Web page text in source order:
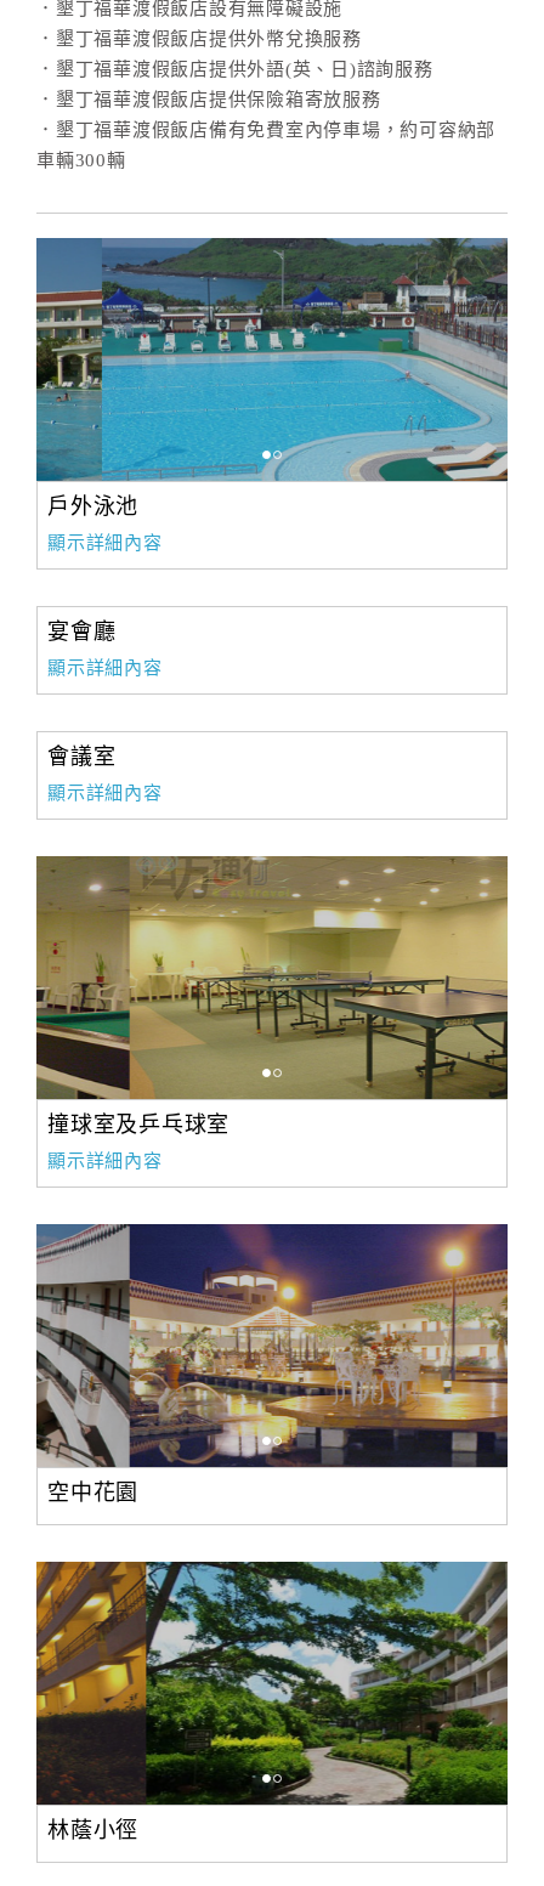
．墾丁福華渡假飯店設有無障礙設施
．墾丁福華渡假飯店提供外幣兌換服務
．墾丁福華渡假飯店提供外語(英、日)諮詢服務
．墾丁福華渡假飯店提供保險箱寄放服務
．墾丁福華渡假飯店備有免費室內停車場，約可容納部
車輛300輛
戶外泳池
顯示詳細內容
宴會廳
顯示詳細內容
會議室
顯示詳細內容
撞球室及乒乓球室
顯示詳細內容
空中花園
林蔭小徑